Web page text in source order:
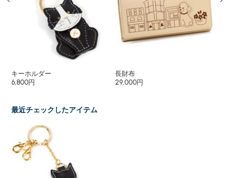
キーホルダー
6,800円
長財布
29,000円
最近チェックしたアイテム